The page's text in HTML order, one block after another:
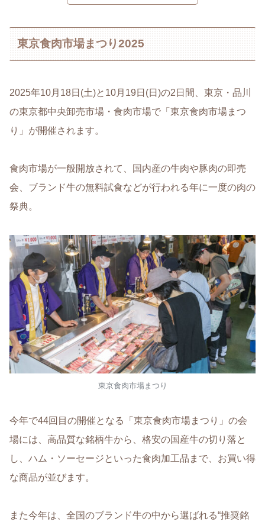
東京食肉市場まつり2025
2025年10月18日(土)と10月19日(日)の2日間、東京・品川
の東京都中央卸売市場・食肉市場で「東京食肉市場まつ
り」が開催されます。
食肉市場が一般開放されて、国内産の牛肉や豚肉の即売
会、ブランド牛の無料試食などが行われる年に一度の肉の
祭典。
東京食肉市場まつり
今年で44回目の開催となる「東京食肉市場まつり」の会
場には、高品質な銘柄牛から、格安の国産牛の切り落と
し、ハム・ソーセージといった食肉加工品まで、お買い得
な商品が並びます。
また今年は、全国のブランド牛の中から選ばれる“推奨銘